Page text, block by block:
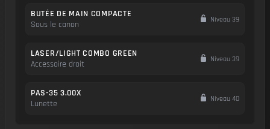
BUTÉE DE MAIN COMPACTE
Sous le canon
Niveau 39
LASER/LIGHT COMBO GREEN
Accessoire droit
Niveau 39
PAS-35 3.00X
Lunette
Niveau 40